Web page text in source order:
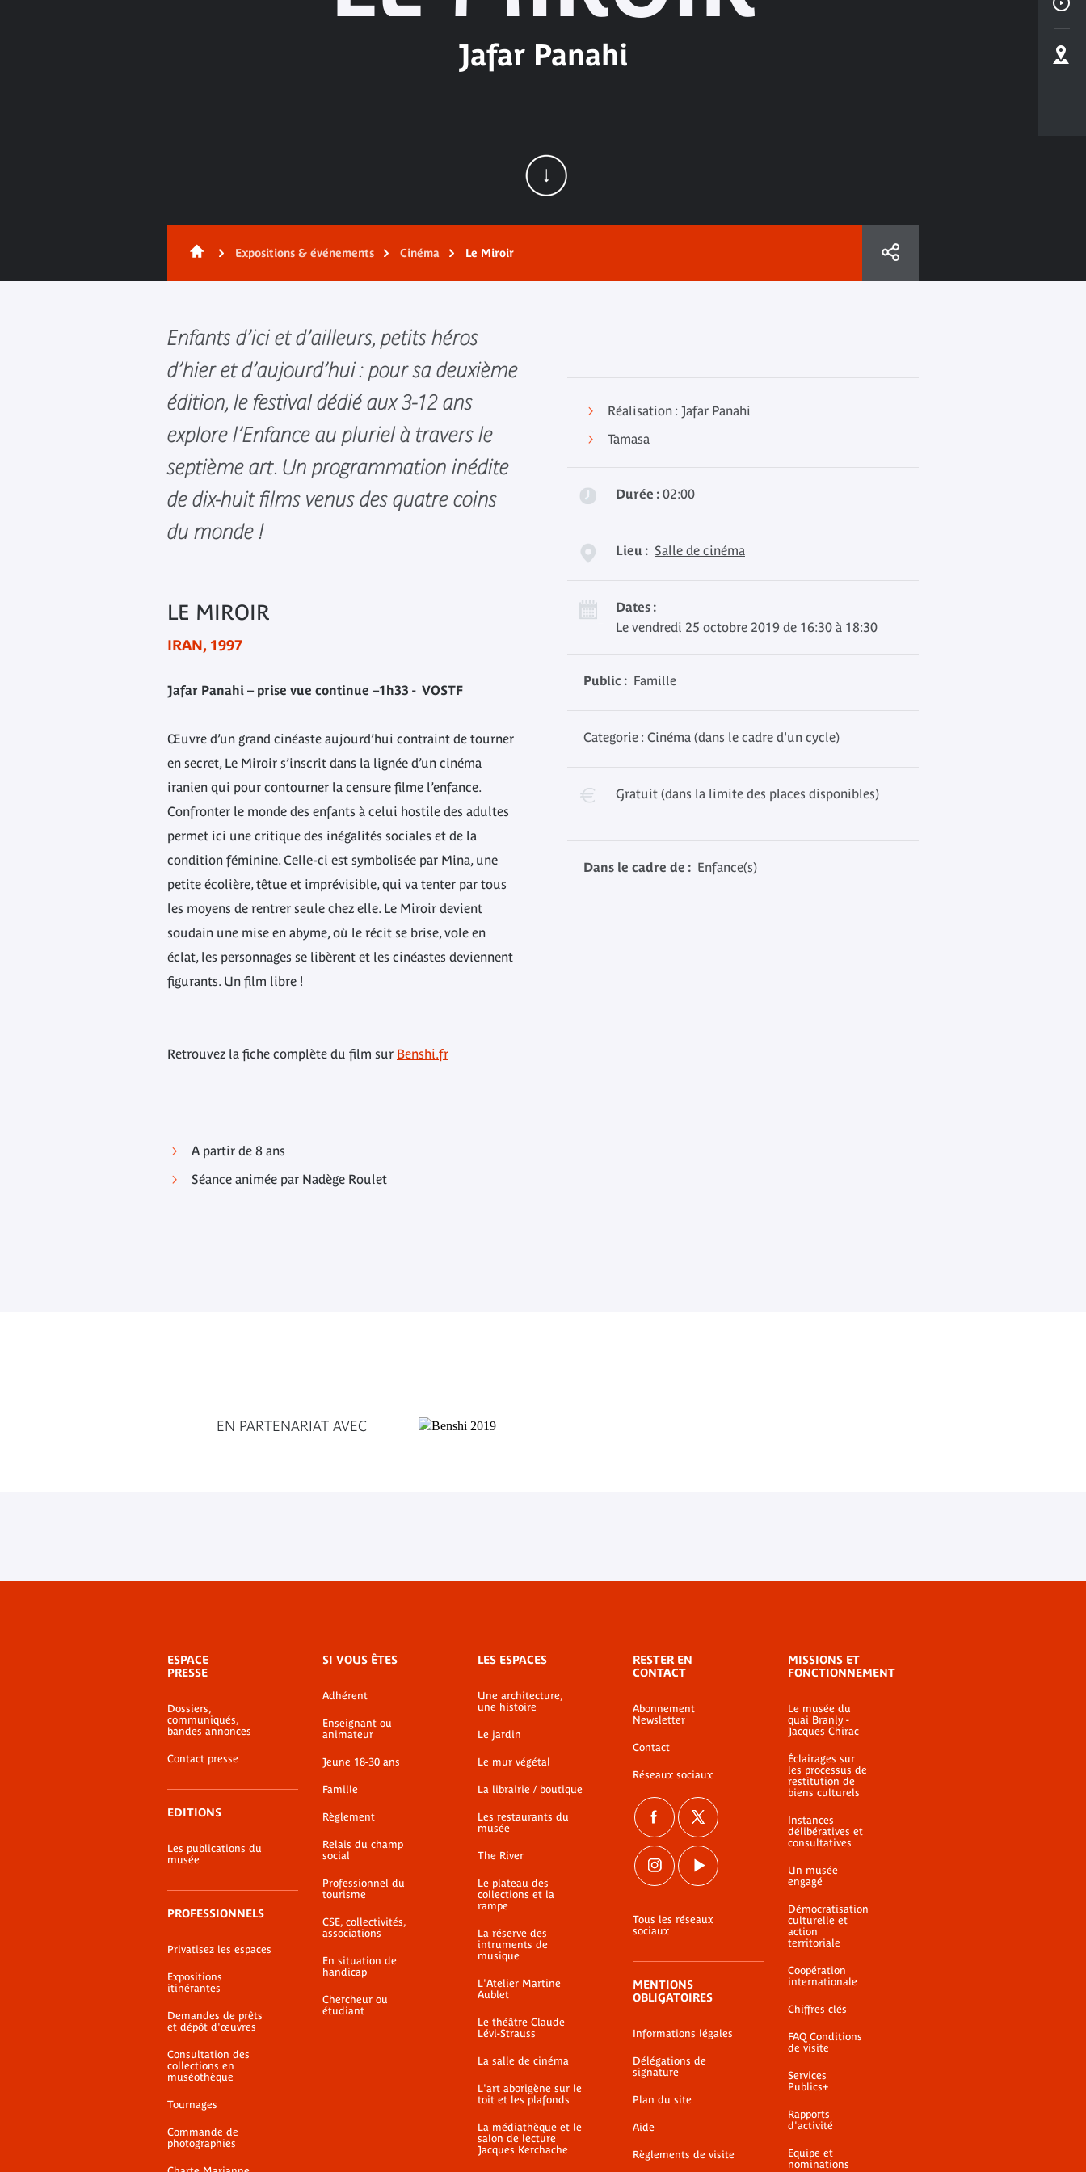
Jafar Panahi
Expositions & événements Cinéma Le Miroir
Enfants d’ici et d’ailleurs, petits héros
d’hier et d’aujourd’hui : pour sa deuxième
édition, le festival dédié aux 3-12 ans
explore l’Enfance au pluriel à travers le
septième art. Un programmation inédite
de dix-huit films venus des quatre coins
du monde !
LE MIROIR
IRAN, 1997
Jafar Panahi – prise vue continue –1h33 - VOSTF
Œuvre d’un grand cinéaste aujourd’hui contraint de tourner
en secret, Le Miroir s’inscrit dans la lignée d’un cinéma
iranien qui pour contourner la censure filme l’enfance.
Confronter le monde des enfants à celui hostile des adultes
permet ici une critique des inégalités sociales et de la
condition féminine. Celle-ci est symbolisée par Mina, une
petite écolière, têtue et imprévisible, qui va tenter par tous
les moyens de rentrer seule chez elle. Le Miroir devient
soudain une mise en abyme, où le récit se brise, vole en
éclat, les personnages se libèrent et les cinéastes deviennent
figurants. Un film libre !
Retrouvez la fiche complète du film sur Benshi.fr
A partir de 8 ans
Séance animée par Nadège Roulet
Réalisation : Jafar Panahi
Tamasa
Durée : 02:00
Lieu : Salle de cinéma
Dates :
Le vendredi 25 octobre 2019 de 16:30 à 18:30
Public : Famille
Categorie : Cinéma (dans le cadre d'un cycle)
Gratuit (dans la limite des places disponibles)
Dans le cadre de : Enfance(s)
EN PARTENARIAT AVEC
de
bas-
page
ESPACE
PRESSE
Dossiers,
communiqués,
bandes annonces
Contact presse
EDITIONS
Les publications du
musée
PROFESSIONNELS
Privatisez les espaces
Expositions
itinérantes
Demandes de prêts
et dépôt d'œuvres
Consultation des
collections en
muséothèque
Tournages
Commande de
photographies
SI VOUS ÊTES
Adhérent
Enseignant ou
animateur
Jeune 18-30 ans
Famille
Règlement
Relais du champ
social
Professionnel du
tourisme
CSE, collectivités,
associations
En situation de
handicap
Chercheur ou
étudiant
LES ESPACES
Une architecture,
une histoire
Le jardin
Le mur végétal
La librairie / boutique
Les restaurants du
musée
The River
Le plateau des
collections et la
rampe
La réserve des
intruments de
musique
L'Atelier Martine
Aublet
Le théâtre Claude
Lévi-Strauss
La salle de cinéma
L'art aborigène sur le
toit et les plafonds
La médiathèque et le
salon de lecture
Jacques Kerchache
RESTER EN
CONTACT
Abonnement
Newsletter
Contact
Réseaux sociaux
Tous les réseaux
sociaux
MENTIONS
OBLIGATOIRES
Informations légales
Délégations de
signature
Plan du site
Aide
Règlements de visite
MISSIONS ET
FONCTIONNEMENT
Le musée du
quai Branly -
Jacques Chirac
Éclairages sur
les processus de
restitution de
biens culturels
Instances
délibératives et
consultatives
Un musée
engagé
Démocratisation
culturelle et
action
territoriale
Coopération
internationale
Chiffres clés
FAQ Conditions
de visite
Services
Publics+
Rapports
d'activité
Equipe et
nominations